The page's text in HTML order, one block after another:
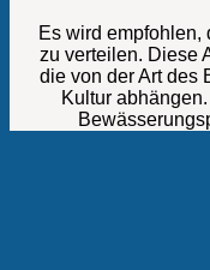
Es wird empfohlen,
zu verteilen. Diese
die von der Art des
Kultur